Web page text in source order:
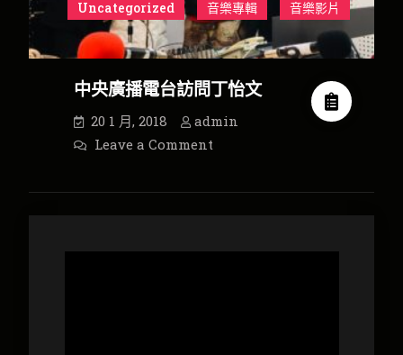
Uncategorized 音樂專輯 音樂影片
中央廣播電台訪問丁怡文
20 1 月, 2018
admin
Leave a Commenton
播
問